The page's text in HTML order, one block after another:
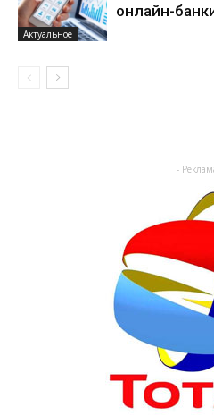
Актуальное
онлайн-
-